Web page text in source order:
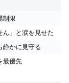
制限
ん」と涙を見せた
静かに見守る
最優先